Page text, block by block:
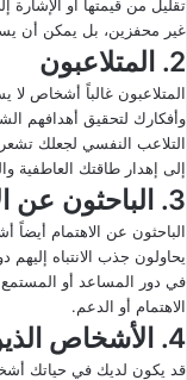
تقليل من قيمتها أو الإشارة
غير محفزين، بل يمكن أن
2. المتلاعبون
المتلاعبون غالباً أشخاص
وأفكارك لتحقيق أهدافهم
التلاعب النفسي لجعلك تشعر
إلى إهدار طاقتك العاطفية
3. الباحثون عن الاهتمام
الباحثون عن الاهتمام
يحاولون جذب الانتباه
في دور المساعد أو
الاهتمام أو الدعم.
4. الأشخاص الذين لا يقدمون شيئًا
قد يكون لديك في حياتك